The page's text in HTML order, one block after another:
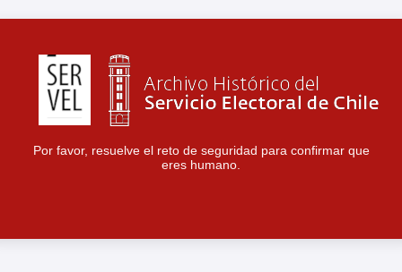
Por favor, resuelve el reto de seguridad para confirmar que
eres humano.